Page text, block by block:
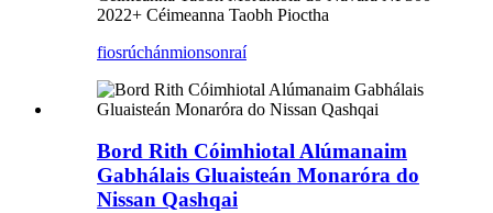
2022+ Céimeanna Taobh Pioctha
fiosrúchánmionsonraí
Bord Rith Cóimhiotal Alúmanaim
Gabhálais Gluaisteán Monaróra do
Nissan Qashqai